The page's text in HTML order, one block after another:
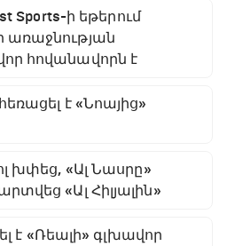
Sports-ի եթերում
առաջնության
հովանավորն է
է «Նոայից»
խփեց, «Ալ Նասրը»
«Ալ Հիլյալին»
է «Ռեալի» գլխավոր